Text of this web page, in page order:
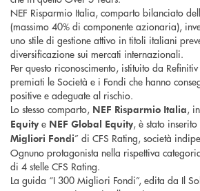
NEF Risparmio Italia, comparto bilanciato
(massimo 40% di componente azionaria),
uno stile di gestione attivo in titoli italiani
diversificazione sui mercati internazionali.
Per questo riconoscimento, istituito da
premiati le Società e i Fondi che hanno
positive e adeguate al rischio.
Lo stesso comparto, NEF Risparmio Italia,
Equity e NEF Global Equity, è stato
Migliori Fondi” di CFS Rating, società
Ognuno protagonista nella rispettiva
di 4 stelle CFS Rating.
La guida “I 300 Migliori Fondi”, edita da Il